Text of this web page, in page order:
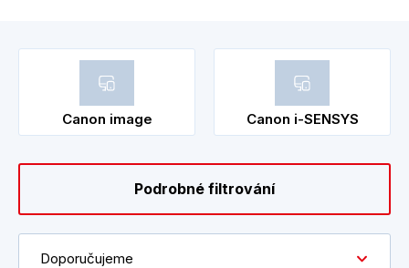
Canon image Canon i-SENSYS
Podrobné filtrování
Doporučujeme